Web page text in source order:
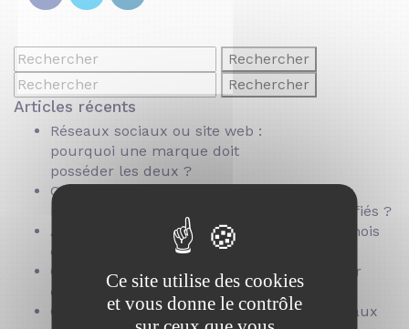
Rechercher
Rechercher
Articles récents
Réseaux sociaux ou site web :
pourquoi une marque doit
posséder les deux ?
Comment produire une vidéo social ads en
motion design pour obtenir des leads qualifiés ?
Atteindre 10 000 abonnés sur TikTok en 6 mois
en partant de 0 : notre stratégie dévoilée
Guide SEO IA : Comment se faire référencer
dans ChatGPT et les IA génératives (LLM)
Construire sa ligne éditoriale pour les réseaux
Ce site utilise des cookies
et vous donne le contrôle